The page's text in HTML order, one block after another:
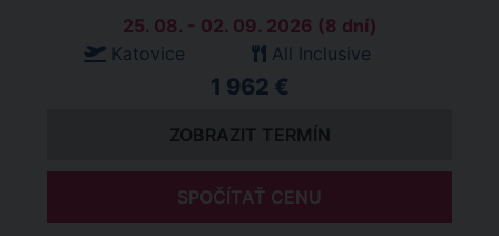
25. 08. - 02. 09. 2026 (8 dní)
Katovice
All Inclusive
1 962 €
ZOBRAZIT TERMÍN
SPOČÍTAŤ CENU